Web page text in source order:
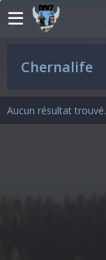
Chernalife
Aucun résultat trouvé.